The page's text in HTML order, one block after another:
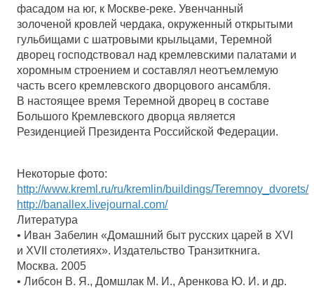
фасадом на юг, к Москве-реке. Увенчанный
золоченой кровлей чердака, окруженный открытыми
гульбищами с шатровыми крыльцами, Теремной
дворец господствовал над кремлевскими палатами и
хоромным строением и составлял неотъемлемую
часть всего кремлевского дворцового ансамбля.
В настоящее время Теремной дворец в составе
Большого Кремлевского дворца является
Резиденцией Президента Российской Федерации.
Некоторые фото:
http://www.kreml.ru/ru/kremlin/buildings/Teremnoy_dvorets/
http://banallex.livejournal.com/
Литература
• Иван Забелин «Домашний быт русских царей в XVI
и XVII столетиях». Издательство Транзиткнига.
Москва. 2005
• Либсон В. Я., Домшлак М. И., Аренкова Ю. И. и др.